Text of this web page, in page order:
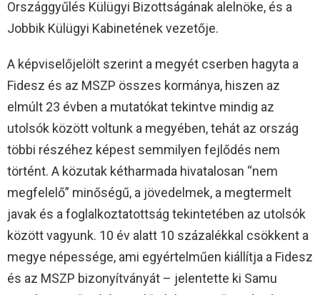
Országgyűlés Külügyi Bizottságának alelnöke, és a
Jobbik Külügyi Kabinetének vezetője.
A képviselőjelölt szerint a megyét cserben hagyta a
Fidesz és az MSZP összes kormánya, hiszen az
elmúlt 23 évben a mutatókat tekintve mindig az
utolsók között voltunk a megyében, tehát az ország
többi részéhez képest semmilyen fejlődés nem
történt. A közutak kétharmada hivatalosan “nem
megfelelő” minőségű, a jövedelmek, a megtermelt
javak és a foglalkoztatottság tekintetében az utolsók
között vagyunk. 10 év alatt 10 százalékkal csökkent a
megye népessége, ami egyértelműen kiállítja a Fidesz
és az MSZP bizonyítványát – jelentette ki Samu